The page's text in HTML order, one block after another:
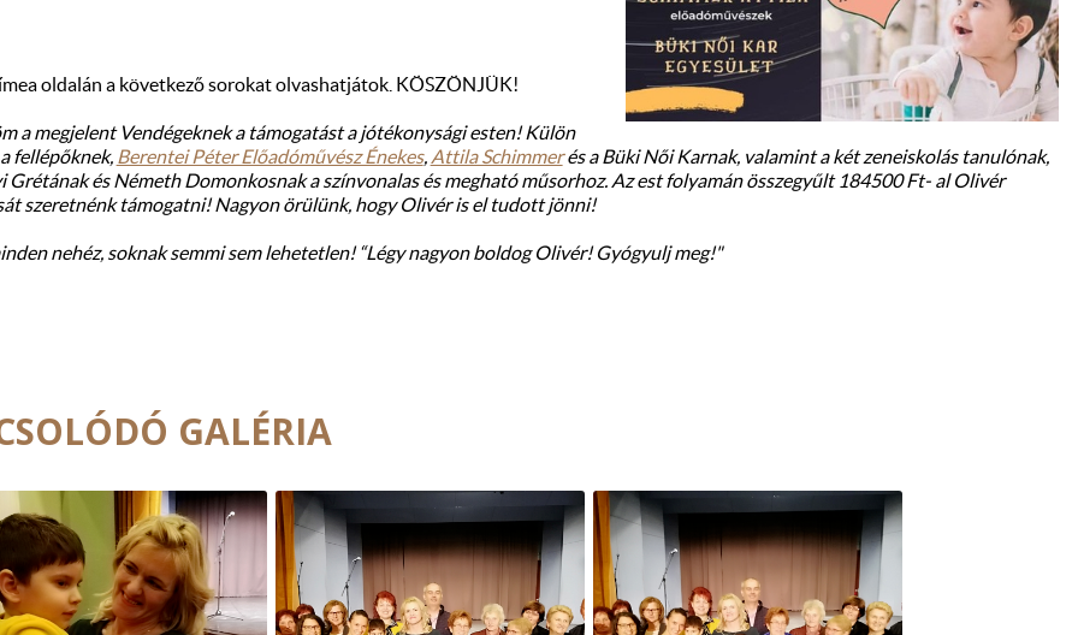
oldalán a következő sorokat olvashatjátok. KÖSZÖNJÜK!
a megjelent Vendégeknek a támogatást a jótékonysági esten! Külön
fellépőknek, Berentei Péter Előadóművész Énekes, Attila Schimmerés a Büki Női Karnak, valamint a két zeneiskolás tanulónak,
Grétának és Németh Domonkosnak a színvonalas és megható műsorhoz. Az est folyamán összegyűlt 184500 Ft- al Olivér
szeretnénk támogatni! Nagyon örülünk, hogy Olivér is el tudott jönni!
nehéz, soknak semmi sem lehetetlen! “Légy nagyon boldog Olivér! Gyógyulj meg!"
GALÉRIA